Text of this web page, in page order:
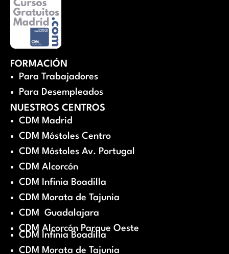
FORMACIÓN
Para Trabajadores
Para Desempleados
NUESTROS CENTROS
CDM Madrid
CDM Móstoles Centro
CDM Móstoles Av. Portugal
CDM Alcorcón
CDM Infinia Boadilla
CDM Morata de Tajunia
CDM Guadalajara
CDM Alcorcón Parque Oeste
CDM Infinia Boadilla
CDM Morata de Tajunia